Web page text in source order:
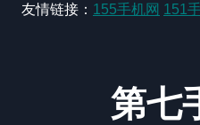
友情链接： 155手机网 151
第七